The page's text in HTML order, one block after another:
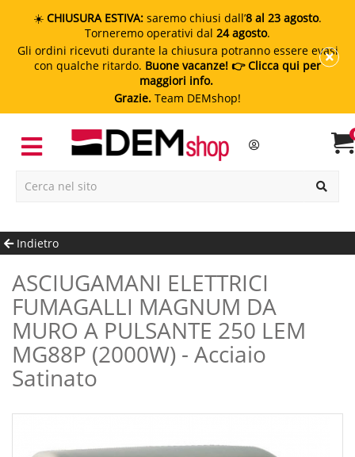
☀️ CHIUSURA ESTIVA: saremo chiusi dall’8 al 23 agosto.
Torneremo operativi dal 24 agosto.
Gli ordini ricevuti durante la chiusura potranno essere evasi
con qualche ritardo. Buone vacanze! 👉 Clicca qui per
maggiori info.
Grazie. Team DEMshop!
Indietro
ASCIUGAMANI ELETTRICI
FUMAGALLI MAGNUM DA
MURO A PULSANTE 250 LEM
MG88P (2000W) - Acciaio
Satinato